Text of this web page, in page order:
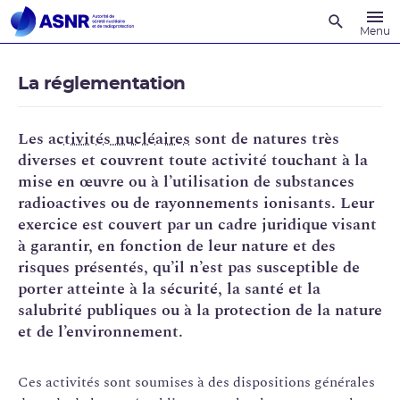
Menu
La réglementation
Les activités nucléaires sont de natures très
diverses et couvrent toute activité touchant à la
mise en œuvre ou à l’utilisation de substances
radioactives ou de rayonnements ionisants. Leur
exercice est couvert par un cadre juridique visant
à garantir, en fonction de leur nature et des
risques présentés, qu’il n’est pas susceptible de
porter atteinte à la sécurité, la santé et la
salubrité publiques ou à la protection de la nature
et de l’environnement.
Ces activités sont soumises à des dispositions générales